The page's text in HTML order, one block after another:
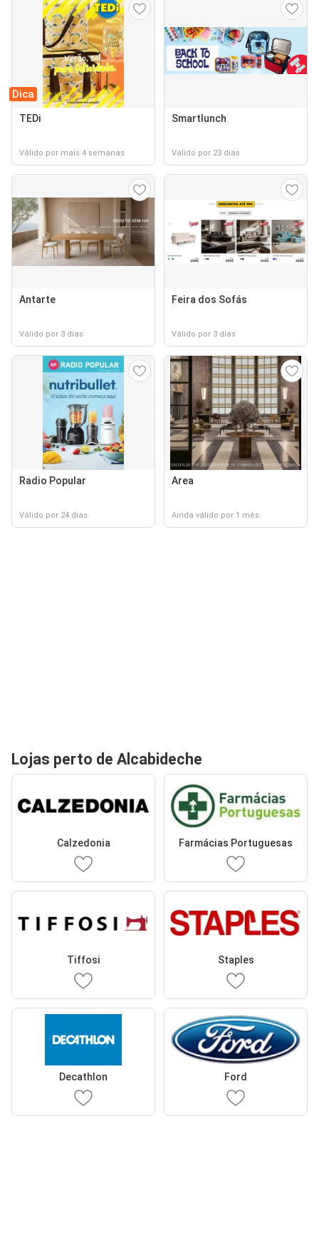
Dica
TEDi
Válido por mais 4 semanas
Smartlunch
Válido por 23 dias
Antarte
Válido por 3 dias
Feira dos Sofás
Válido por 3 dias
Radio Popular
Válido por 24 dias
Area
Ainda válido por 1 mês
Lojas perto de Alcabideche
Calzedonia Farmácias Portuguesas
Tiffosi Staples
Decathlon Ford